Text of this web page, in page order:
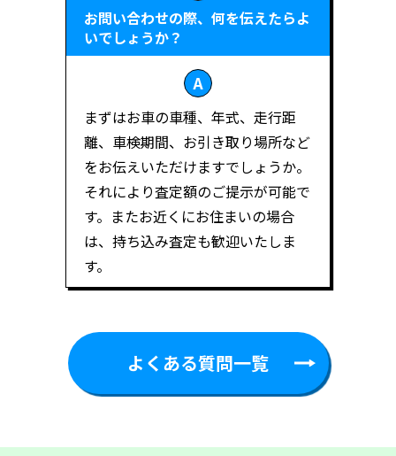
お問い合わせの際、何を伝えたらよ
いでしょうか？
まずはお車の車種、年式、走行距
離、車検期間、お引き取り場所など
をお伝えいただけますでしょうか。
それにより査定額のご提示が可能で
す。またお近くにお住まいの場合
は、持ち込み査定も歓迎いたしま
す。
よくある質問一覧